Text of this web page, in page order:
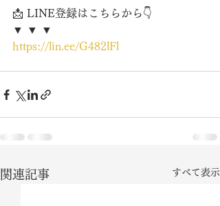
📩 LINE登録はこちらから👇
▼ ▼ ▼
https://lin.ee/G482lFl
関連記事 すべて表示